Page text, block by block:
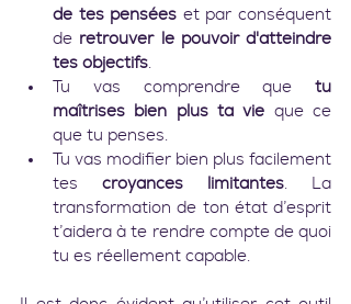
de tes pensées et par conséquent
de retrouver le pouvoir d'atteindre
tes objectifs
Tu vas comprendre que tu
maîtrises bien plus ta vie que ce
que tu penses.
Tu vas modifier bien plus facilement
tes croyances limitantes . La
transformation de ton état d’esprit
t’aidera à te rendre compte de quoi
tu es réellement capable.